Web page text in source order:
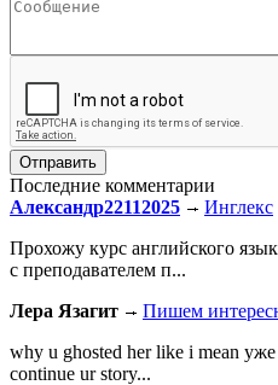
Последние комментарии
Александр22112025
Инглекс
Прохожу курс английского
с преподавателем п...
Лера Язагит
Пишем
why u ghosted her like i mean
continue ur story...